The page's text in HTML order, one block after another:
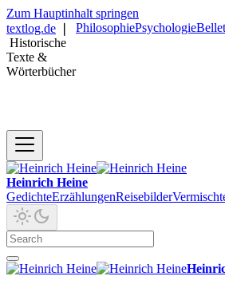
Zum Hauptinhalt springen
textlog.de
Historische
Texte &
Wörterbücher
PhilosophiePsychologie
Heinrich Heine
GedichteErzählungenReisebilder